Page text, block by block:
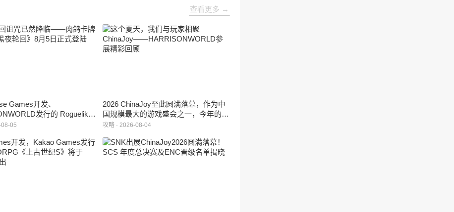
查看更多 →
Games开发、
发行的 Roguelike
戏 《黑夜轮回》于2026年8
08-05
2026 ChinaJoy至此圆满落幕，作为中
国规模最大的游戏盛会之一，今年的展
馆依旧汇聚了来自全球的游戏厂商、媒
HARRISONWORLD也携旗下多款最新
作品亮相展会，与到场的各位面对面交
攻略 · 2026-08-04